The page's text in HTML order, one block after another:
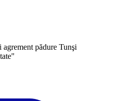
pădure Tunşi